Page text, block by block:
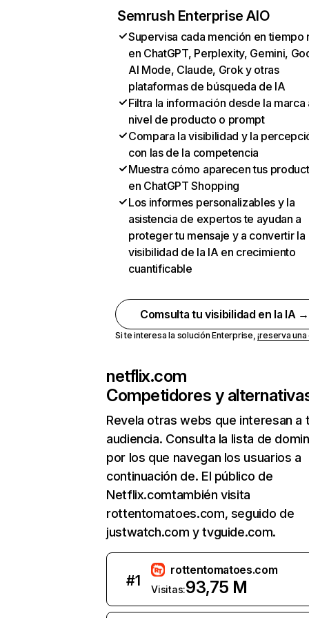
Semrush Enterprise AIO
Supervisa cada mención en tiempo
en ChatGPT, Perplexity, Gemini,
AI Mode, Claude, Grok y otras
plataformas de búsqueda de IA
Filtra la información desde la marca
nivel de producto o prompt
Compara la visibilidad y la
con las de la competencia
Muestra cómo aparecen tus
en ChatGPT Shopping
Los informes personalizables y la
asistencia de expertos te ayudan a
proteger tu mensaje y a convertir la
visibilidad de la IA en crecimiento
cuantificable
Comsulta tu visibilidad en la IA →
Si te interesa la solución Enterprise,¡reserva
netflix.com
Competidores y
Revela otras webs que interesan a
audiencia. Consulta la lista de
por los que navegan los usuarios a
continuación de. El público de
Netflix.comtambién visita
rottentomatoes.com, seguido de
justwatch.com y tvguide.com.
#1
rottentomatoes.com
Visitas:93,75 M